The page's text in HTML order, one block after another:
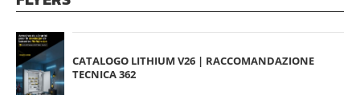
CATALOGO LITHIUM V26 | RACCOMANDAZIONE
TECNICA 362